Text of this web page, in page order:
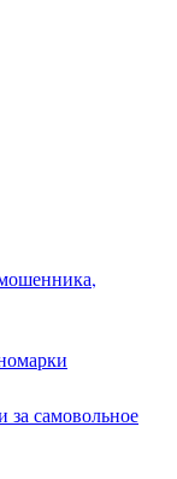
самовольное